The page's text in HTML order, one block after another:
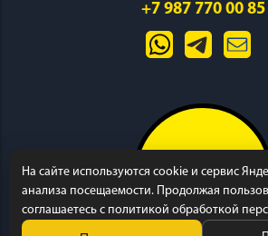
+7 987 770 00 85
На сайте используются cookie и сервис
анализа посещаемости. Продолжая
соглашаетесь с политикой обработкой